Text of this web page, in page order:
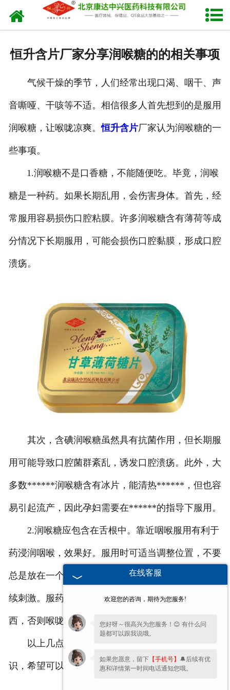
网站首页
人才招聘
联系我们
恒升含片厂家分享润喉糖的的相关事项
气候干燥的季节，人们经常出现口渴、咽干、声
音嘶哑、干咳等不适。相信很多人首先想到的是服用
润喉糖，让喉咙凉爽。恒升含片厂家认为润喉糖的一
些事项。
1.润喉糖不是口香糖，不能随便吃。毕竟，润喉
糖是一种药。如果长期乱用，会伤害身体。首先，经
常服用容易损伤口腔粘膜。许多润喉糖含有薄荷等成
分情况下长期服用，可能会损伤口腔黏膜，形成口腔
溃疡。
其次，含碘润喉糖虽然具有抗菌作用，但长期服
用可能导致口腔菌群紊乱，诱发口腔溃疡。此外，大
多数******润喉糖含有冰片，能清热******，但也容
易引起流产，因此孕妇需要在******的指导下服用。
2.润喉糖应包含在舌根中。靠近咽喉服用有利于
药浸润咽喉，效果好。服用时可适当调整位置，不要
总是放在一个部位，防止局部粘膜受到高浓度药的持
续刺激。服药后30分钟内建议不要漱口。喝水或吃东
西，否则喉咙里的药可能会被带走，无法发挥作用。
以上几点就是
识，希望可以帮助到您！
在线客服
欢迎您的咨询，期待为您服务!
您好呀～很高兴为您服务！😊 有什么问
题都可以跟我说哦。
如果您愿意，留下 【手机号】 🔔后续有优
惠和详情第一时间电话通知您哦。